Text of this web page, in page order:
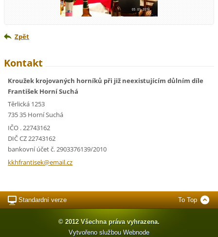
Zpět
Kontakt
Kroužek krojovaných horníků při již neexistujícím důlním díle
František Horní Suchá
Těrlická 1253
735 35 Horní Suchá
IČO . 22743162
DIČ CZ 22743162
bankovní účet č. 2903376139/2010
kkhfrantisek@email.cz
Standardní verze To Top
© 2012 Všechna práva vyhrazena.
Vytvořeno službou Webnode